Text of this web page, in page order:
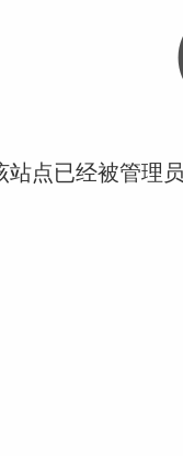
站点已经被管理